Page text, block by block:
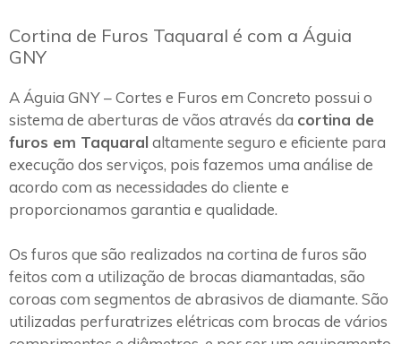
Cortina de Furos Taquaral é com a Águia
GNY
A Águia GNY – Cortes e Furos em Concreto possui o
sistema de aberturas de vãos através da cortina de
furos em Taquaral altamente seguro e eficiente para
execução dos serviços, pois fazemos uma análise de
acordo com as necessidades do cliente e
proporcionamos garantia e qualidade.
Os furos que são realizados na cortina de furos são
feitos com a utilização de brocas diamantadas, são
coroas com segmentos de abrasivos de diamante. São
utilizadas perfuratrizes elétricas com brocas de vários